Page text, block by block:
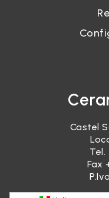
Castel
Tel.
Fax